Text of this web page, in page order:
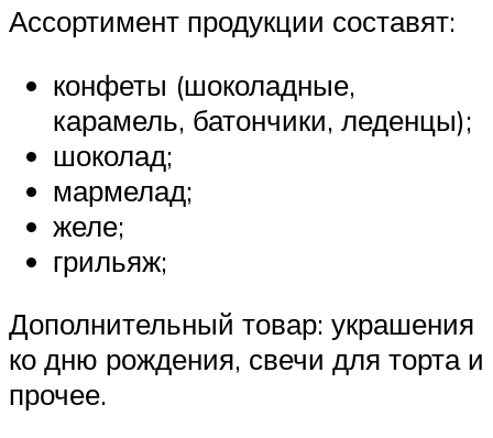
Ассортимент продукции составят:
конфеты (шоколадные,
карамель, батончики, леденцы);
шоколад;
мармелад;
желе;
грильяж;
Дополнительный товар: украшения
ко дню рождения, свечи для торта и
прочее.